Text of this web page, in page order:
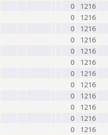
0
1216
0
1216
0
1216
0
1216
0
1216
0
1216
0
1216
0
1216
0
1216
0
1216
0
1216
0
1216